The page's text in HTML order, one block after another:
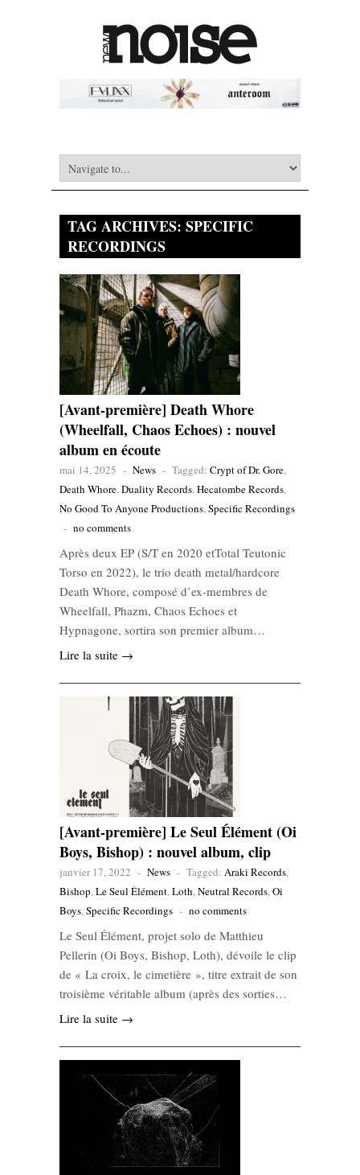
TAG ARCHIVES: SPECIFIC
RECORDINGS
[Avant-première] Death Whore
(Wheelfall, Chaos Echoes) : nouvel
album en écoute
mai 14, 2025 - News - Tagged: Crypt of Dr. Gore,
Death Whore,Duality Records,Hecatombe Records,
No Good To Anyone Productions,Specific Recordings
- no comments
Après deux EP (S/T en 2020 etTotal Teutonic
Torso en 2022), le trio death metal/hardcore
Death Whore, composé d’ex-membres de
Wheelfall, Phazm, Chaos Echoes et
Hypnagone, sortira son premier album…
Lire la suite →
[Avant-première] Le Seul Élément (Oi
Boys, Bishop) : nouvel album, clip
janvier 17, 2022 - News - Tagged: Araki Records,
Bishop,Le Seul Élément,Loth,Neutral Records,Oi
Boys,Specific Recordings - no comments
Le Seul Élément, projet solo de Matthieu
Pellerin (Oi Boys, Bishop, Loth), dévoile le clip
de « La croix, le cimetière », titre extrait de son
troisième véritable album (après des sorties…
Lire la suite →